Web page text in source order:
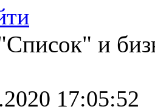
и
17:05:52